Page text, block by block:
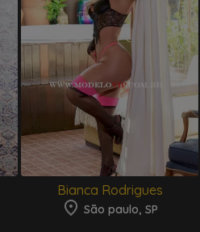
Bianca Rodrigues
São paulo, SP